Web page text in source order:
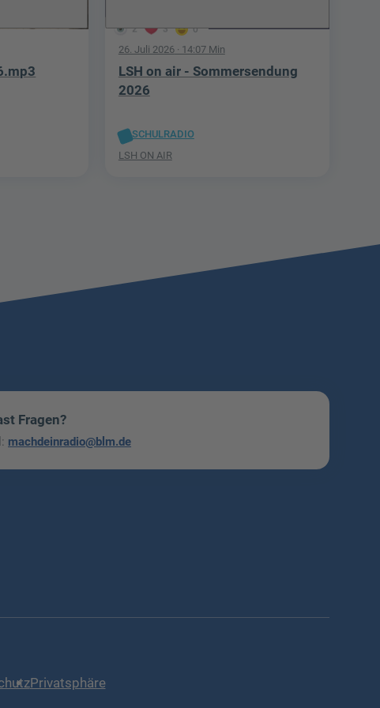
2 3 0
26. Juli 2026· 14:07 Min
LSH on air - Sommersendung
2026
SCHULRADIO
LSH ON AIR
Fragen?
machdeinradio@blm.de
Privatsphäre